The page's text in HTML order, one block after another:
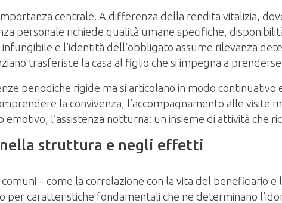
centrale. A differenza della rendita vitalizia,
personale richiede qualità umane specifiche,
e l’identità dell’obbligato assume rilevanza
trasferisce la casa al figlio che si impegna a
periodiche rigide ma si articolano in modo
la convivenza, l’accompagnamento alle visite
l’assistenza notturna: un insieme di attività che
struttura e negli effetti
– come la correlazione con la vita del beneficiario
caratteristiche fondamentali che ne determinano